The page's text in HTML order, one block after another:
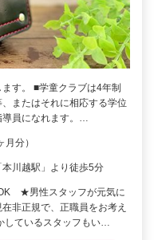
す。 ■学童クラブは4年制
またはそれに相応する学位
導員になれます。…
分）
川越駅」より徒歩5分
★男性スタッフが元気に
非正規で、正職員をお考え
しているスタッフもい…